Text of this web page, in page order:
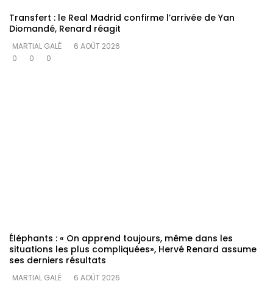
Transfert : le Real Madrid confirme l’arrivée de Yan
Diomandé, Renard réagit
MARTIAL GALÉ
6 AOÛT 2026
0
0 0
Éléphants : « On apprend toujours, même dans les
situations les plus compliquées», Hervé Renard assume
ses derniers résultats
MARTIAL GALÉ
6 AOÛT 2026